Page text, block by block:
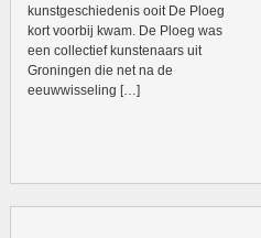
kunstgeschiedenis ooit De Ploeg
kort voorbij kwam. De Ploeg was
een collectief kunstenaars uit
Groningen die net na de
eeuwwisseling […]